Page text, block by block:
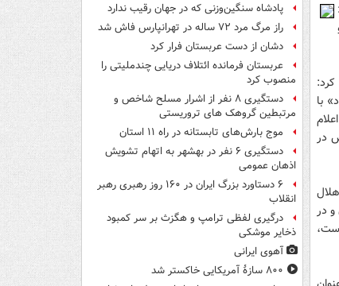
با
گنبد کاووس در
در
پادشاه سنگین‌وزنی که در جهان رقیب ندارد
راز مرگ مرد ۷۲ ساله در تهرانپارس فاش شد
دشان از دست عربستان فرار کرد
عربستان فرمانده ائتلاف دریایی چندملیتی را
منصوب کرد
دستگیری ۸ نفر از اشرار مسلح شاخص و
مرتبطین گروهک های تروریستی
موج بارش‌های تابستانه در راه ۱۱ استان
دستگیری ۶ نفر در بهشهر به اتهام تشویش
اذهان عمومی
۶ دستاورد بزرگ ایران در ۱۶۰ روز رهبری رهبر
انقلاب
درگیری لفظی ترامپ و هگزث بر سر کمبود
ذخایر موشکی
آهوی ایرانی
۸۰۰ سازۀ آمریکایی خاکستر شد